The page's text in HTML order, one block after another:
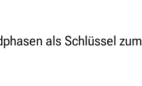
als Schlüssel zum